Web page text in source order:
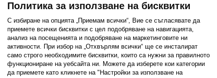
Последвайте ни:
FacebookTwitterYoutubePinterestInstagram
Политика за използване на бисквитки
С избиране на опцията „Приемам всички“, Вие се съгласявате да
приемете всички бисквитки с цел подобряване на навигацията,
анализ на посещенията и подобряване на маркетинговите ни
активности. При избор на „Отхвърлям всички“ ще се инсталират
само строго необходимитe бисквитки, които са нужни за правилното
функциониране на уебсайта ни. Можете да изберете кои категории
да приемете като кликнете на "Настройки за използване на